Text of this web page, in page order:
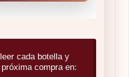
cada botella y
compra en: